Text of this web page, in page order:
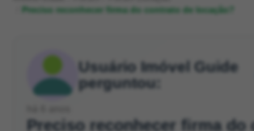
Preciso reconhecer firma do contrato de locação?
Usuário Imóvel Guide
perguntou:
Preciso reconhecer firma do